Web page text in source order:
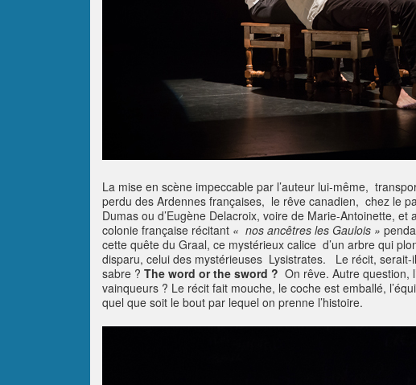
La mise en scène impeccable par l’auteur lui-même,
perdu des Ardennes françaises, le rêve canadien, chez le
Dumas ou d’Eugène Delacroix, voire de Marie-Antoinette,
colonie française récitant « nos ancêtres les Gaulois »
cette quête du Graal, ce mystérieux calice d’un arbre qui
disparu, celui des mystérieuses Lysistrates. Le récit, serait-
sabre ? The word or the sword ? On rêve. Autre question,
vainqueurs ? Le récit fait mouche, le coche est emballé,
quel que soit le bout par lequel on prenne l’histoire.